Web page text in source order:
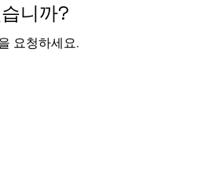
니까?
요청하세요.